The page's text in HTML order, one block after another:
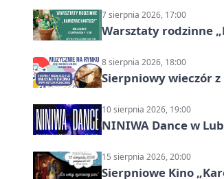
7 sierpnia 2026, 17:00
Warsztaty rodzinne
8 sierpnia 2026, 18:00
Sierpniowy wieczór
10 sierpnia 2026, 19:00
NINIWA Dance w
15 sierpnia 2026, 20:00
Sierpniowe Kino